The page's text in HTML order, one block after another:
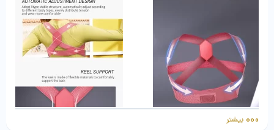
بیشتر